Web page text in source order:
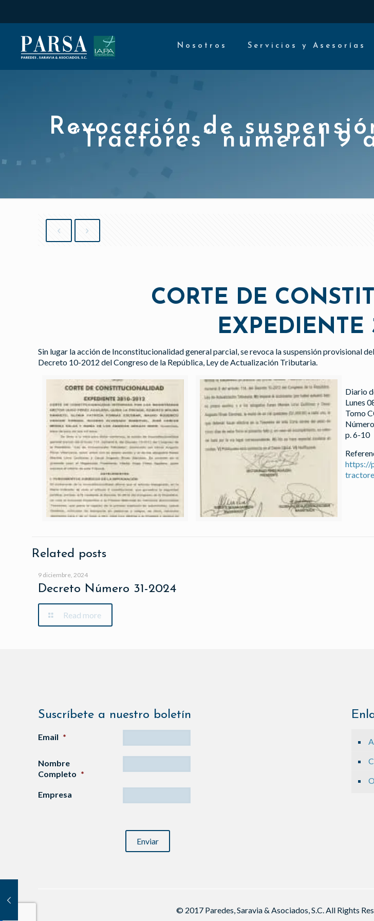
Nosotros Servicios y Asesorías
Revocación de
“Tractores” numeral 9
CORTE DE
EXPEDIENTE
Sin lugar la acción de Inconstitucionalidad general parcial, se revoca la suspensión provisional
Decreto 10-2012 del Congreso de la República, Ley de Actualización Tributaria.
Diario
Lunes
Tomo
p. 6-10
https://
Related posts
9 diciembre, 2024
Decreto Número 31-2024
Read more
Suscríbete a nuestro boletín
Email *
Nombre
Completo *
Empresa
© 2017 Paredes, Saravia & Asociados, S.C. All Rights